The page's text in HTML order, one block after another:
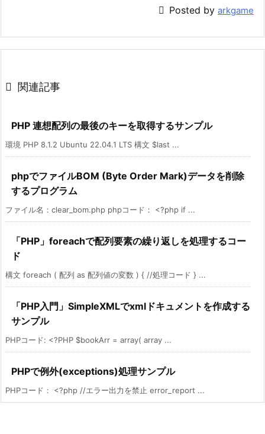
 Posted by arkgame
 関連記事
PHP 連想配列の最後のキーを取得するサンプル
環境 PHP 8.1.2 Ubuntu 22.04.1 LTS 構文 $last ...
phpでファイルBOM (Byte Order Mark)データを削除
するプログラム
ファイル名：clear_bom.php phpコード： <?php if ...
「PHP」foreachで配列要素の繰り返しを処理するコー
ド
構文 foreach ( 配列 as 配列値の変数 ) { //処理コード } ...
「PHP入門」SimpleXMLでxmlドキュメントを作成する
サンプル
PHPコード: <?PHP $bookArr = array( array ...
PHPで例外(exceptions)処理サンプル
PHPコード： <?php //エラー出力を禁止 error_report ...